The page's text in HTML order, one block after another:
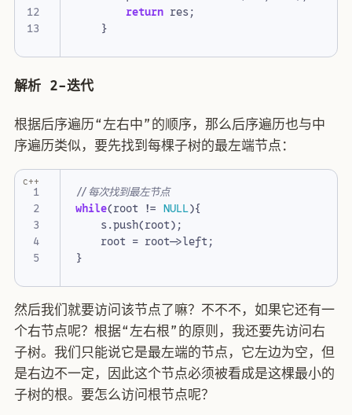
12
return res;
}
解析 2-迭代
根据后序遍历“左右中”的顺序，那么后序遍历也与中
序遍历类似，要先找到每棵子树的最左端节点：
1
2
4
5
//每次找到最左节点
while(root != NULL){
s.push(root);
root = root->left;
}
c++
然后我们就要访问该节点了嘛？不不不，如果它还有一
个右节点呢？根据“左右根”的原则，我还要先访问右
子树。我们只能说它是最左端的节点，它左边为空，但
是右边不一定，因此这个节点必须被看成是这棵最小的
子树的根。要怎么访问根节点呢？